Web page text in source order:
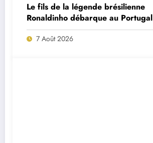
Le fils de la légende brésilienne
Ronaldinho débarque au Portugal
7 Août 2026